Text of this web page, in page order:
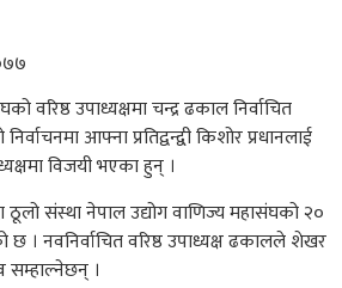
वरिष्ठ उपाध्यक्षमा चन्द्र ढकाल निर्वाचित
आफ्ना प्रतिद्वन्द्वी किशोर प्रधानलाई
विजयी भएका हुन् ।
ठूलो संस्था नेपाल उद्योग वाणिज्य महासंघको २०
छ । नवनिर्वाचित वरिष्ठ उपाध्यक्ष ढकालले शेखर
सम्हाल्नेछन् ।